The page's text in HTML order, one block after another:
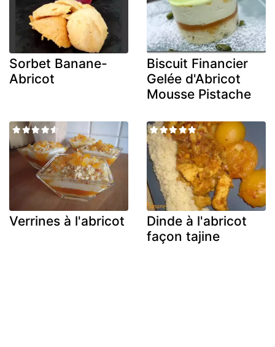
Sorbet Banane-
Abricot
Biscuit Financier
Gelée d'Abricot
Mousse Pistache
Verrines à l'abricot
Dinde à l'abricot
façon tajine